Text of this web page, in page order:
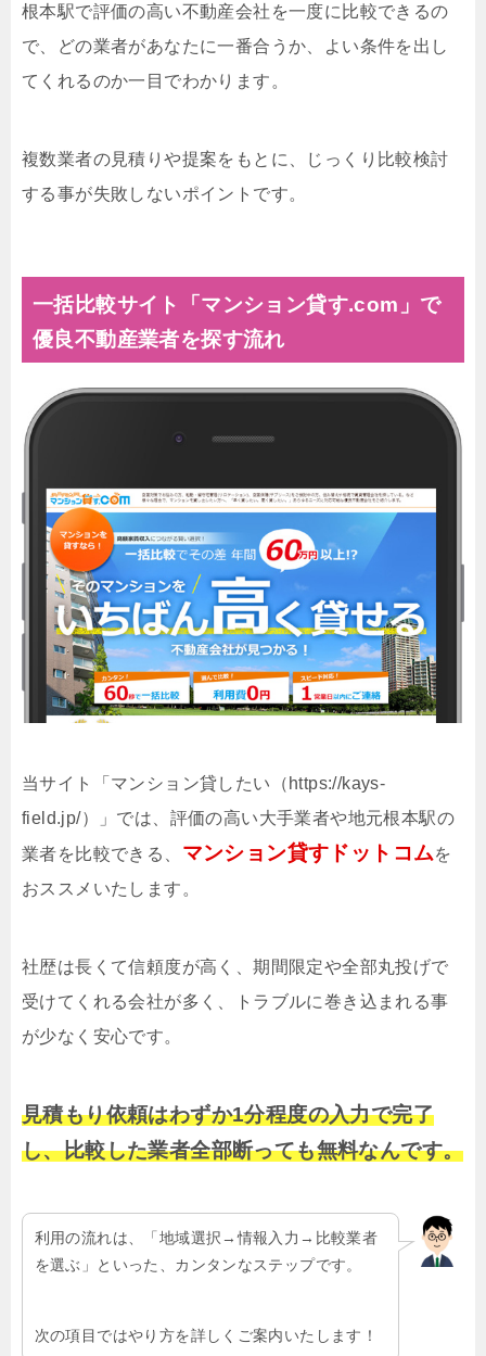
根本駅で評価の高い不動産会社を一度に比較できるの
で、どの業者があなたに一番合うか、よい条件を出し
てくれるのか一目でわかります。
複数業者の見積りや提案をもとに、じっくり比較検討
する事が失敗しないポイントです。
一括比較サイト「マンション貸す.com」で
優良不動産業者を探す流れ
当サイト「マンション貸したい（https://kays-
field.jp/）」では、評価の高い大手業者や地元根本駅の
業者を比較できる、 マンション貸すドットコムを
おススメいたします。
社歴は長くて信頼度が高く、期間限定や全部丸投げで
受けてくれる会社が多く、トラブルに巻き込まれる事
が少なく安心です。
見積もり依頼はわずか1分程度の入力で完了
し、比較した業者全部断っても無料なんです。
利用の流れは、「地域選択→情報入力→比較業者
を選ぶ」といった、カンタンなステップです。
次の項目ではやり方を詳しくご案内いたします！